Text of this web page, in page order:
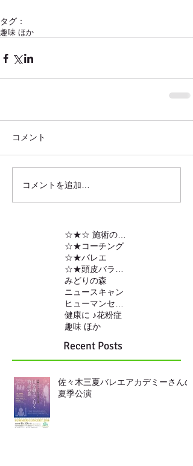
タグ：
趣味 ほか
コメント
コメントを追加…
☆★コーチング
☆★バレエ
みどりの森
ニュースキャン
健康に ♪花粉症
趣味 ほか
Recent Posts
佐々木三夏バレエアカデミーさんの
夏季公演